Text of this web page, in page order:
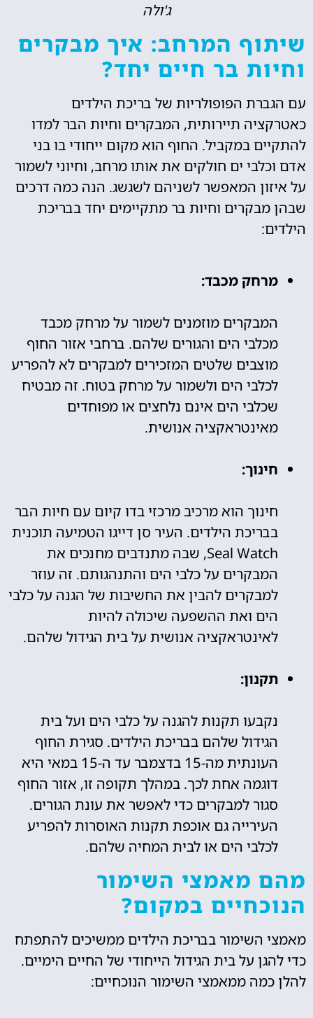
ג'ולה
שיתוף המרחב: איך מבקרים
וחיות בר חיים יחד?
עם הגברת הפופולריות של בריכת הילדים
כאטרקציה תיירותית, המבקרים וחיות הבר למדו
להתקיים במקביל. החוף הוא מקום ייחודי בו בני
אדם וכלבי ים חולקים את אותו מרחב, וחיוני לשמור
על איזון המאפשר לשניהם לשגשג. הנה כמה דרכים
שבהן מבקרים וחיות בר מתקיימים יחד בבריכת
הילדים:
מרחק מכבד:
המבקרים מוזמנים לשמור על מרחק מכבד
מכלבי הים והגורים שלהם. ברחבי אזור החוף
מוצבים שלטים המזכירים למבקרים לא להפריע
לכלבי הים ולשמור על מרחק בטוח. זה מבטיח
שכלבי הים אינם נלחצים או מפוחדים
מאינטראקציה אנושית.
חינוך:
חינוך הוא מרכיב מרכזי בדו קיום עם חיות הבר
בבריכת הילדים. העיר סן דייגו הטמיעה תוכנית
Seal Watch, שבה מתנדבים מחנכים את
המבקרים על כלבי הים והתנהגותם. זה עוזר
למבקרים להבין את החשיבות של הגנה על כלבי
הים ואת ההשפעה שיכולה להיות
לאינטראקציה אנושית על בית הגידול שלהם.
תקנון:
נקבעו תקנות להגנה על כלבי הים ועל בית
הגידול שלהם בבריכת הילדים. סגירת החוף
העונתית מה-15 בדצמבר עד ה-15 במאי היא
דוגמה אחת לכך. במהלך תקופה זו, אזור החוף
סגור למבקרים כדי לאפשר את עונת הגורים.
העירייה גם אוכפת תקנות האוסרות להפריע
לכלבי הים או לבית המחיה שלהם.
מהם מאמצי השימור
הנוכחיים במקום?
מאמצי השימור בבריכת הילדים ממשיכים להתפתח
כדי להגן על בית הגידול הייחודי של החיים הימיים.
להלן כמה ממאמצי השימור הנוכחיים: